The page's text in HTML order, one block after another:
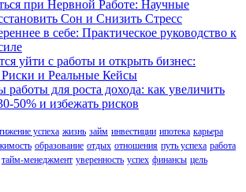
при Нервной Работе: Научные
Сон и Снизить Стресс
в себе: Практическое руководство к
уйти с работы и открыть бизнес:
и Реальные Кейсы
работы для роста дохода: как увеличить
50% и избежать рисков
успеха жизнь займ инвестиции ипотека карьера
образование отдых отношения путь успеха работа
тайм-менеджмент уверенность успех финансы цель